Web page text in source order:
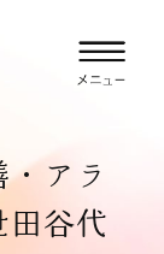
アラ
谷代